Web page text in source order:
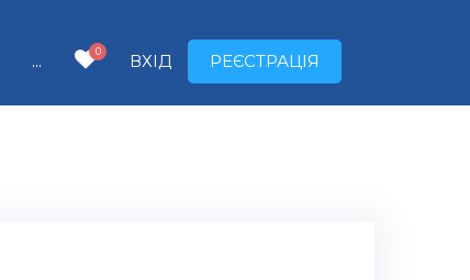
... 0 ВХІД РЕЄСТРАЦІЯ